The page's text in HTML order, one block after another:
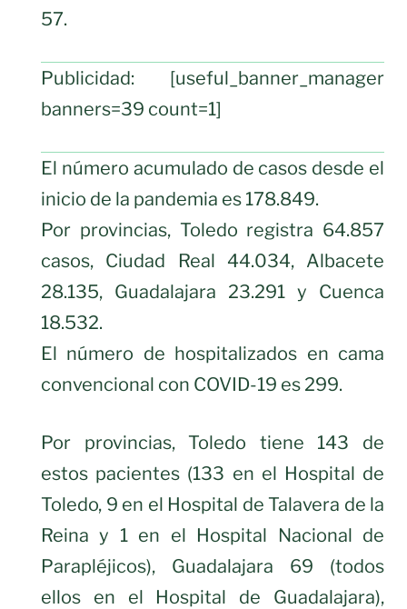
57.
Publicidad: [useful_banner_manager
banners=39 count=1]
El número acumulado de casos desde el
inicio de la pandemia es 178.849.
Por provincias, Toledo registra 64.857
casos, Ciudad Real 44.034, Albacete
28.135, Guadalajara 23.291 y Cuenca
18.532.
El número de hospitalizados en cama
convencional con COVID-19 es 299.
Por provincias, Toledo tiene 143 de
estos pacientes (133 en el Hospital de
Toledo, 9 en el Hospital de Talavera de la
Reina y 1 en el Hospital Nacional de
Parapléjicos), Guadalajara 69 (todos
ellos en el Hospital de Guadalajara),